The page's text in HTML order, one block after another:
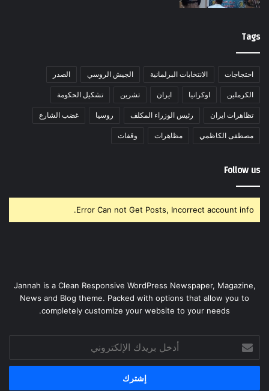
Tags
احتجاجات الانتخابات البرلمانية الجيش الروسي الصدر
الكرملين اوكرانيا ايران تشرين تشكيل الحكومة
تظاهرات ايران رئيس الوزراء المكلف روسيا غضب الشارع
مصطفى الكاظمي مظاهرات وقفات
Follow us
Error Can not Get Posts, Incorrect account info.
Jannah is a Clean Responsive WordPress Newspaper, Magazine,
News and Blog theme. Packed with options that allow you to
completely customize your website to your needs.
بريدك
الإلكتروني